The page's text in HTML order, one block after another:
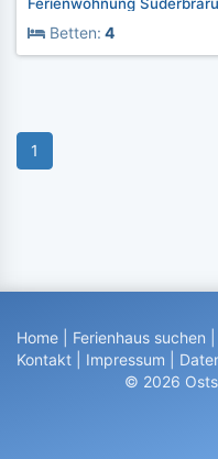
Betten: 4
1
Home Ferienhaus suchen
Kontakt
Impressum
© 2026